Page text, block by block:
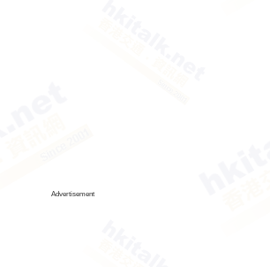
Advertisement